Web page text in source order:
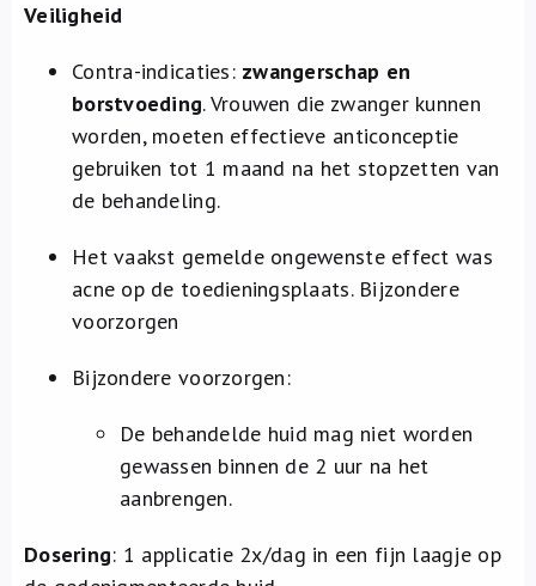
Veiligheid
Contra-indicaties: zwangerschap en
borstvoeding. Vrouwen die zwanger kunnen
worden, moeten effectieve anticonceptie
gebruiken tot 1 maand na het stopzetten van
de behandeling.
Het vaakst gemelde ongewenste effect was
acne op de toedieningsplaats. Bijzondere
voorzorgen
Bijzondere voorzorgen:
De behandelde huid mag niet worden
gewassen binnen de 2 uur na het
aanbrengen.
Dosering: 1 applicatie 2x/dag in een fijn laagje op